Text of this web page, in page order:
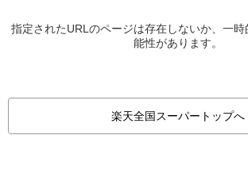
指定されたURLのページは存在しないか、一
能性があります。
楽天全国スーパートップへ